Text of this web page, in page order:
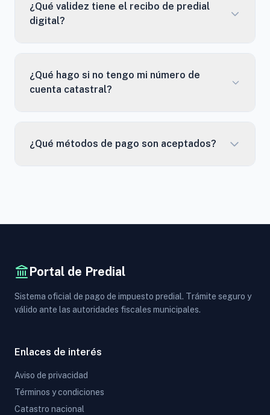
¿Qué validez tiene el recibo de predial
digital?
¿Qué hago si no tengo mi número de
cuenta catastral?
¿Qué métodos de pago son aceptados?
Portal de Predial
Sistema oficial de pago de impuesto predial. Trámite seguro y
válido ante las autoridades fiscales municipales.
Enlaces de interés
Aviso de privacidad
Términos y condiciones
Catastro nacional